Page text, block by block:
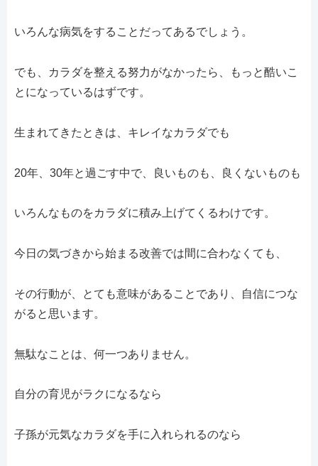
いろんな病気をすることだってあるでしょう。
でも、カラダを整える努力がなかったら、もっと酷いこ
とになっているはずです。
生まれてきたときは、キレイなカラダでも
20年、30年と過ごす中で、良いものも、良くないものも
いろんなものをカラダに積み上げてくるわけです。
今日の気づきから始まる改善では間に合わなくても、
その行動が、とても意味があることであり、自信につな
がると思います。
無駄なことは、何一つありません。
自分の育児がラクになるなら
子孫が元気なカラダを手に入れられるのなら